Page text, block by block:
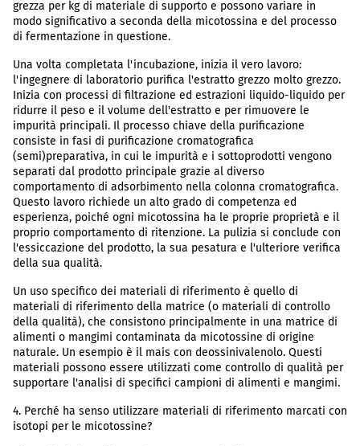
grezza per kg di materiale di supporto e possono variare in
modo significativo a seconda della micotossina e del processo
di fermentazione in questione.
Una volta completata l'incubazione, inizia il vero lavoro:
l'ingegnere di laboratorio purifica l'estratto grezzo molto grezzo.
Inizia con processi di filtrazione ed estrazioni liquido-liquido per
ridurre il peso e il volume dell'estratto e per rimuovere le
impurità principali. Il processo chiave della purificazione
consiste in fasi di purificazione cromatografica
(semi)preparativa, in cui le impurità e i sottoprodotti vengono
separati dal prodotto principale grazie al diverso
comportamento di adsorbimento nella colonna cromatografica.
Questo lavoro richiede un alto grado di competenza ed
esperienza, poiché ogni micotossina ha le proprie proprietà e il
proprio comportamento di ritenzione. La pulizia si conclude con
l'essiccazione del prodotto, la sua pesatura e l'ulteriore verifica
della sua qualità.
Un uso specifico dei materiali di riferimento è quello di
materiali di riferimento della matrice (o materiali di controllo
della qualità), che consistono principalmente in una matrice di
alimenti o mangimi contaminata da micotossine di origine
naturale. Un esempio è il mais con deossinivalenolo. Questi
materiali possono essere utilizzati come controllo di qualità per
supportare l'analisi di specifici campioni di alimenti e mangimi.
4. Perché ha senso utilizzare materiali di riferimento marcati con
isotopi per le micotossine?